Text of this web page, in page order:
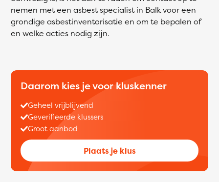
nemen met een asbest specialist in Balk voor een
grondige asbestinventarisatie en om te bepalen of
en welke acties nodig zijn.
Daarom kies je voor kluskenner
Geheel vrijblijvend
Geverifieerde klussers
Groot aanbod
Plaats je klus